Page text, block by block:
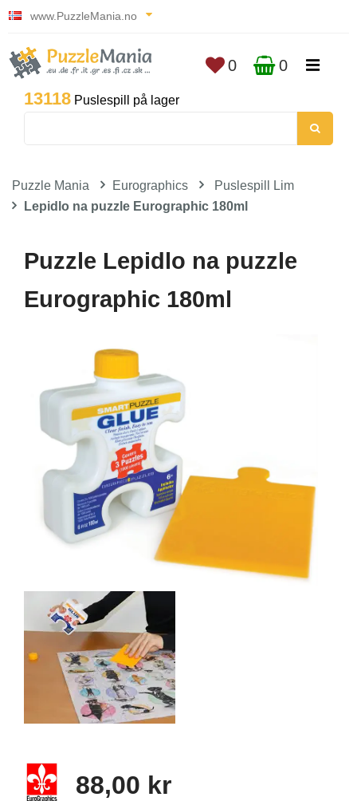
www.PuzzleMania.no
13118 Puslespill på lager
0 0
Puzzle Mania Eurographics
Puslespill Lim
Lepidlo na puzzle Eurographic 180ml
Puzzle Lepidlo na puzzle
Eurographic 180ml
88,00 kr